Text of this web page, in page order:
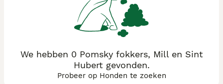
We hebben 0 Pomsky fokkers, Mill en Sint
Hubert gevonden.
Probeer op Honden te zoeken